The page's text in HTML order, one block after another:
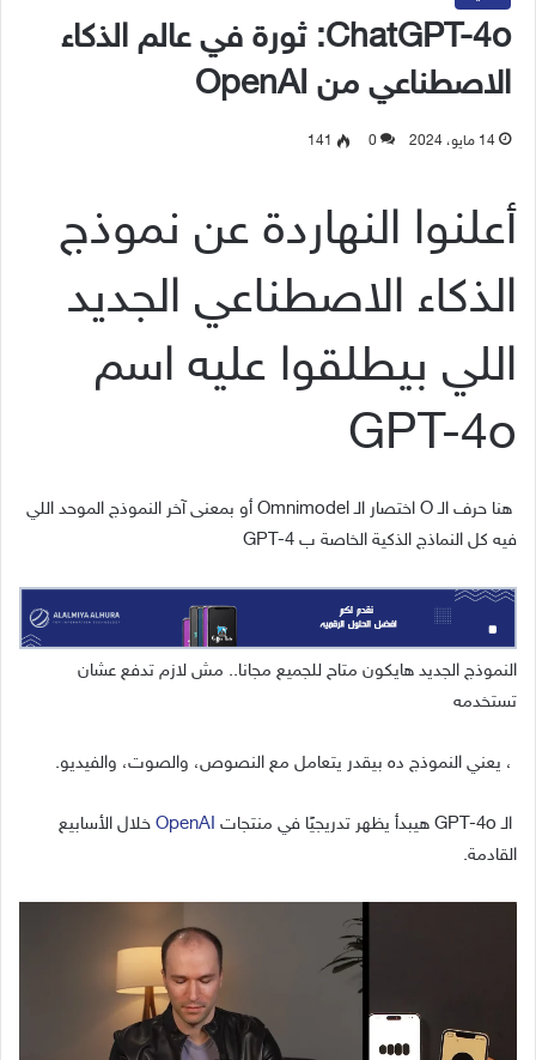
ChatGPT-4o: ثورة في عالم الذكاء
الاصطناعي من OpenAI
14 مايو، 2024 0
141
أعلنوا النهاردة عن نموذج
الذكاء الاصطناعي الجديد
اللي بيطلقوا عليه اسم
GPT-4o
هنا حرف الـ O اختصار الـ Omnimodel أو بمعنى آخر النموذج الموحد اللي
فيه كل النماذج الذكية الخاصة ب GPT-4
النموذج الجديد هايكون متاح للجميع مجانا.. مش لازم تدفع عشان
تستخدمه
، يعني النموذج ده بيقدر يتعامل مع النصوص، والصوت، والفيديو.
الـ GPT-4o هيبدأ يظهر تدريجيًا في منتجات OpenAI خلال الأسابيع
القادمة.